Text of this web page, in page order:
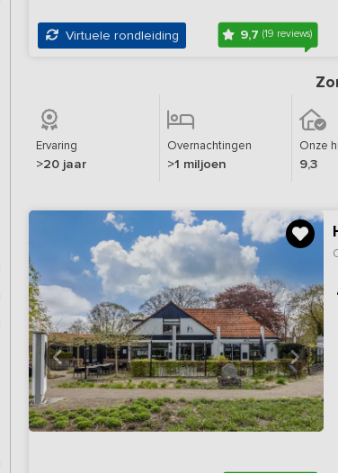
Virtuele rondleiding 9,7(19 reviews)
Ervaring
>20 jaar
Overnachtingen
>1 miljoen
Onze
9,3